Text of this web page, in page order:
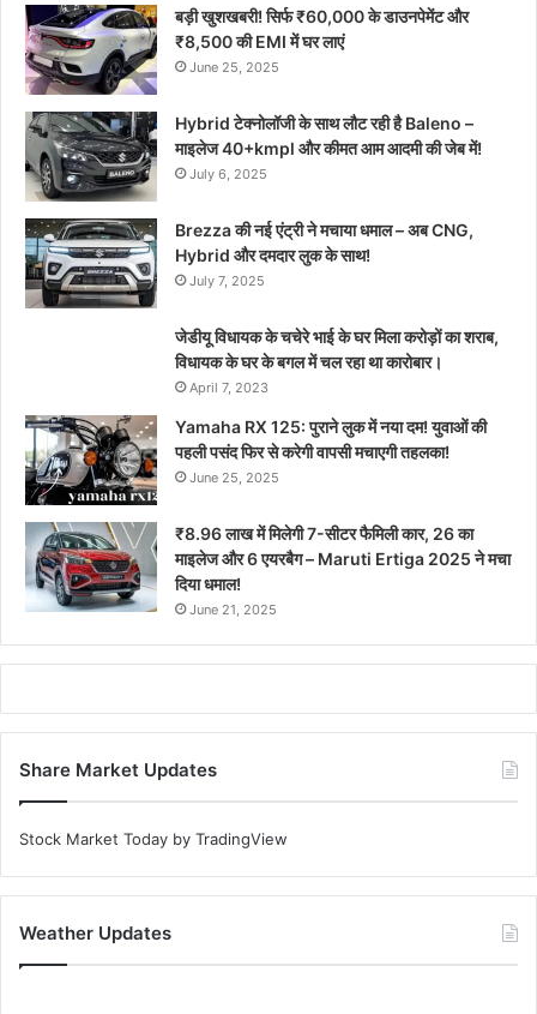
बड़ी खुशखबरी! सिर्फ ₹60,000 के डाउनपेमेंट और
₹8,500 की EMI में घर लाएं
June 25, 2025
Hybrid टेक्नोलॉजी के साथ लौट रही है Baleno –
माइलेज 40+kmpl और कीमत आम आदमी की जेब में!
July 6, 2025
Brezza की नई एंट्री ने मचाया धमाल – अब CNG,
Hybrid और दमदार लुक के साथ!
July 7, 2025
जेडीयू विधायक के चचेरे भाई के घर मिला करोड़ों का शराब,
विधायक के घर के बगल में चल रहा था कारोबार।
April 7, 2023
Yamaha RX 125: पुराने लुक में नया दम! युवाओं की
पहली पसंद फिर से करेगी वापसी मचाएगी तहलका!
June 25, 2025
₹8.96 लाख में मिलेगी 7-सीटर फैमिली कार, 26 का
माइलेज और 6 एयरबैग – Maruti Ertiga 2025 ने मचा
दिया धमाल!
June 21, 2025
Share Market Updates
Stock Market Today by TradingView
Weather Updates